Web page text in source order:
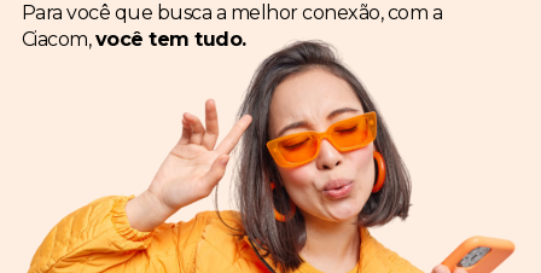
Para você que busca a melhor conexão, com a
Ciacom,você tem tudo.